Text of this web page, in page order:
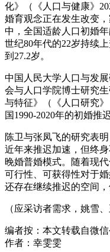
化》（《人口与健康》
婚育观念正在发生改变
中，全国适龄人口初婚
世纪80年代的22岁持续
到27.2岁。
中国人民大学人口与发
会与人口学院博士研究
与特征》（《人口研究
国1990-2020年的初婚推
陈卫与张凤飞的研究表
近年来推迟加速，但终
晚婚普婚模式。随着现
可行性、可获得性对于
还存在继续推迟的空间
（应采访者需求，姚雪
编者按：本文转载自微信
作者：幸雯雯